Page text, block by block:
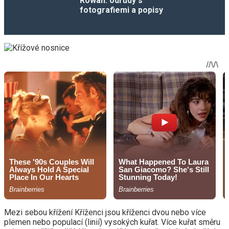
fotografiemi a popisy
Mezi sebou křížení Kříženci jsou kříženci dvou nebo více
plemen nebo populací (linií) vysokých kuřat. Více kuřat směru